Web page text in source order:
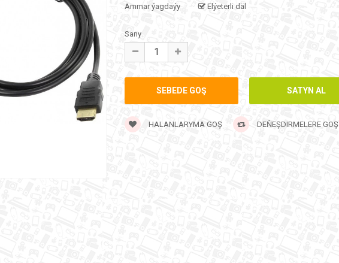
Ammar ýagdaýy
Elýeterli däl
Sany
HALANLARYMA GOŞ DEŇEŞDIRMELERE GOŞ